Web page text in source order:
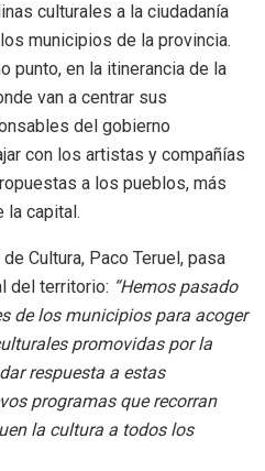
culturales a la ciudadanía
municipios de la provincia.
punto, en la itinerancia de la
van a centrar sus
del gobierno
con los artistas y compañías
a los pueblos, más
la capital.
Cultura, Paco Teruel, pasa
del territorio: “Hemos pasado
de los municipios para acoger
promovidas por la
respuesta a estas
programas que recorran
la cultura a todos los